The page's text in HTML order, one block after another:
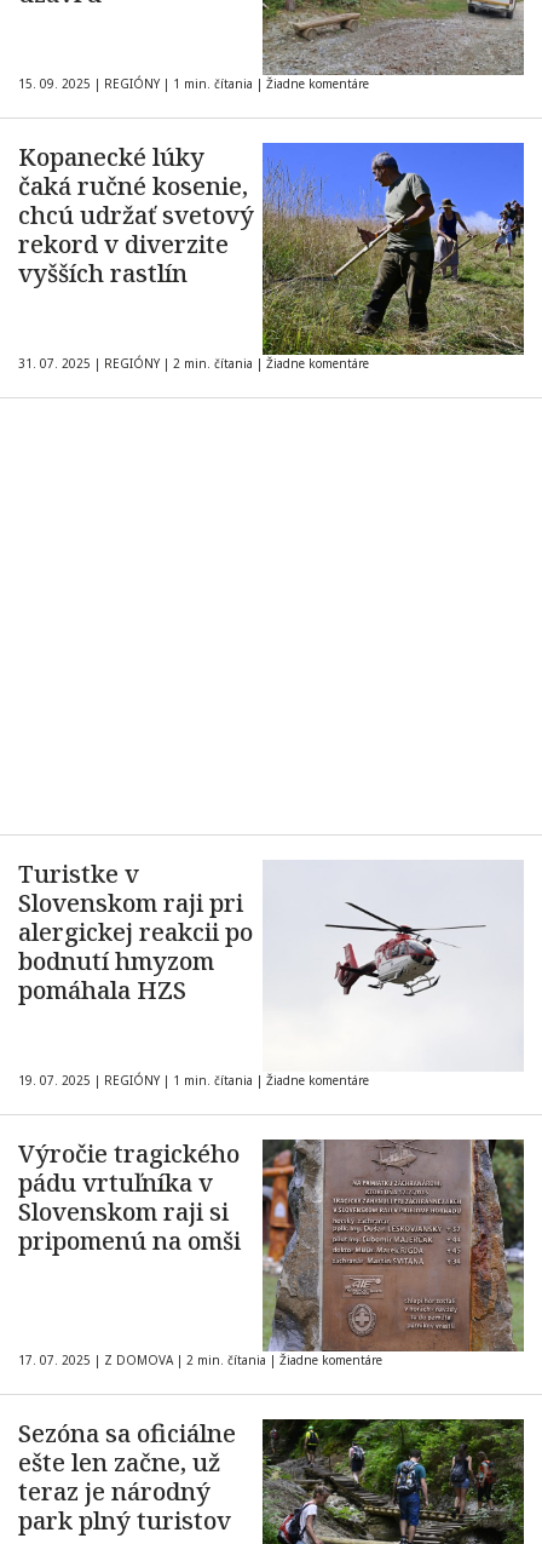
15. 09. 2025 | REGIÓNY | 1 min. čítania | Žiadne komentáre
Kopanecké lúky
čaká ručné kosenie,
chcú udržať svetový
rekord v diverzite
vyšších rastlín
31. 07. 2025 | REGIÓNY | 2 min. čítania | Žiadne komentáre
Turistke v
Slovenskom raji pri
alergickej reakcii po
bodnutí hmyzom
pomáhala HZS
19. 07. 2025 | REGIÓNY | 1 min. čítania | Žiadne komentáre
Výročie tragického
pádu vrtuľníka v
Slovenskom raji si
pripomenú na omši
17. 07. 2025 | Z DOMOVA | 2 min. čítania | Žiadne komentáre
Sezóna sa oficiálne
ešte len začne, už
teraz je národný
park plný turistov